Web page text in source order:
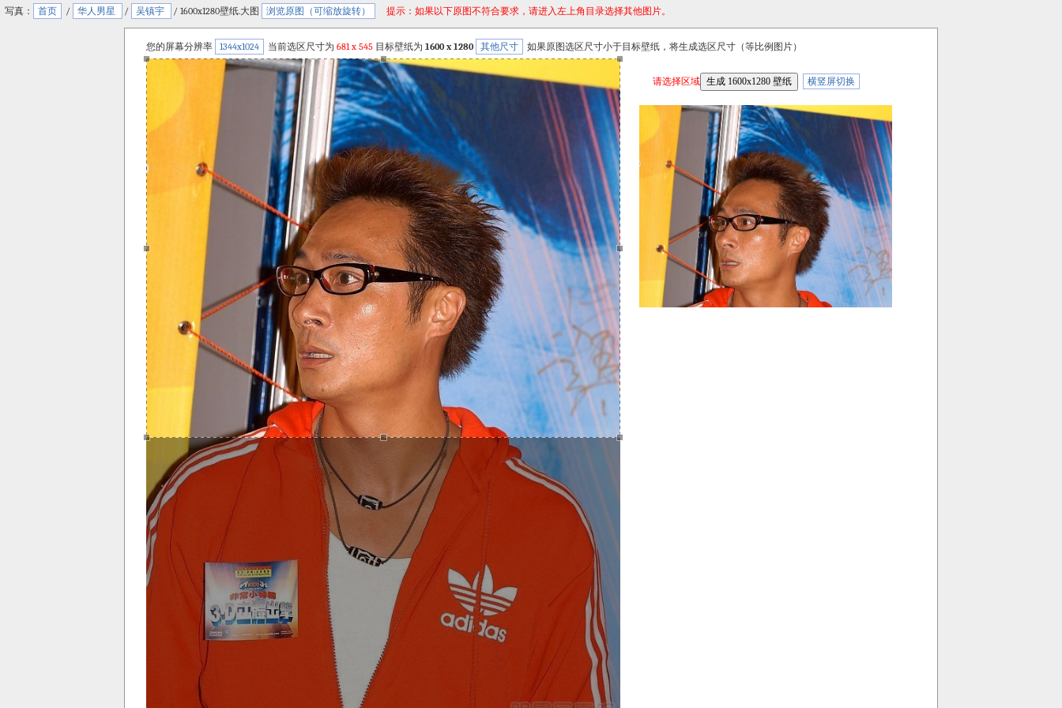
写真： 首页 / 华人男星 / 吴镇宇 / 1600x1280壁纸.大图 浏览原图（可缩放旋转） 提示：如果以下原图不符合要求，请进入左上角目录选择其他图片。
您的屏幕分辨率 1344x1024 当前选区尺寸为 681x 545 目标壁纸为 1600 x 1280 其他尺寸 如果原图选区尺寸小于目标壁纸，将生成选区尺寸（等比例图片）
请选择区域 横竖屏切换